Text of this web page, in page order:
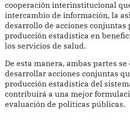
cooperación interinstitucional
intercambio de información, la
desarrollo de acciones conjuntas
producción estadística en
los servicios de salud.
De esta manera, ambas partes
desarrollar acciones conjuntas
producción estadística del
contribuirá a una mejor
evaluación de políticas públicas.